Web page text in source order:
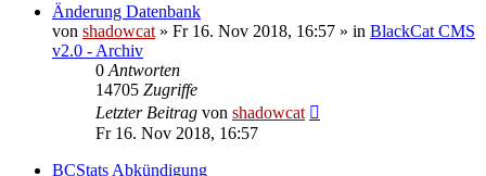
Änderung Datenbank
von shadowcat » Fr 16. Nov 2018, 16:57 » in BlackCat CMS
v2.0 - Archiv
0 Antworten
14705 Zugriffe
Letzter Beitrag von shadowcat
Fr 16. Nov 2018, 16:57
BCStats Abkündigung